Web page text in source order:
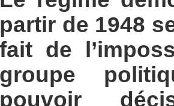
partir de 1948
fait de
groupe
pouvoir